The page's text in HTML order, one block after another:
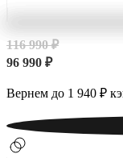
116 990 ₽
96 990 ₽
Вернем до 1 940 ₽